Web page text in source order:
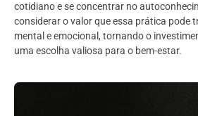
cotidiano e se concentrar no
considerar o valor que essa prática pode
mental e emocional, tornando o
uma escolha valiosa para o bem-estar.